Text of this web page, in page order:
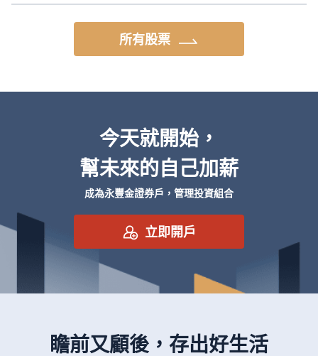
所有股票
今天就開始，
幫未來的自己加薪
成為永豐金證券戶，管理投資組合
立即開戶
瞻前又顧後，存出好生活